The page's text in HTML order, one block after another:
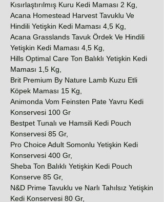
Kısırlaştırılmış Kuru Kedi Maması 2 Kg,
Acana Homestead Harvest Tavuklu Ve
Hindili Yetişkin Kedi Maması 4,5 Kg,
Acana Grasslands Tavuk Ördek Ve Hindili
Yetişkin Kedi Maması 4,5 Kg,
Hills Optimal Care Ton Balıklı Yetişkin Kedi
Maması 1,5 Kg,
Brit Premium By Nature Lamb Kuzu Etli
Köpek Maması 15 Kg,
Animonda Vom Feinsten Pate Yavru Kedi
Konservesi 100 Gr
Bestpet Tunalı ve Hamsili Kedi Pouch
Konservesi 85 Gr,
Pro Choice Adult Somonlu Yetişkin Kedi
Konservesi 400 Gr,
Sheba Ton Balıklı Yetişkin Kedi Pouch
Konserve 85 Gr,
N&D Prime Tavuklu ve Narlı Tahılsız Yetişkin
Kedi Konservesi 80 Gr,